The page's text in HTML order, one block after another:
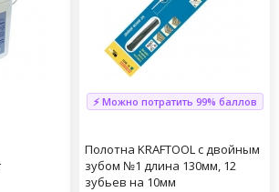
⚡ Можно потратить 99% баллов
Полотна KRAFTOOL с двойным
зубом №1 длина 130мм, 12
зубьев на 10мм